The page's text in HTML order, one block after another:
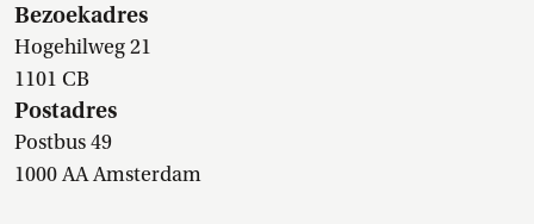
Bezoekadres
Hogehilweg 21
1101 CB
Postadres
Postbus 49
1000 AA Amsterdam